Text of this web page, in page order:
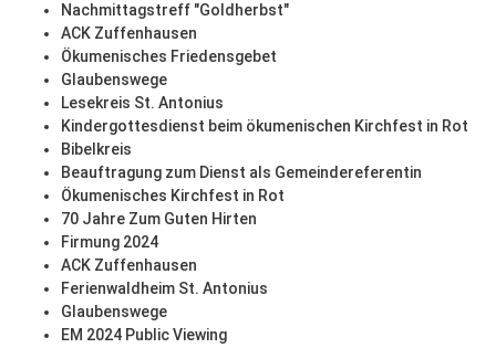
Nachmittagstreff "Goldherbst"
ACK Zuffenhausen
Ökumenisches Friedensgebet
Glaubenswege
Lesekreis St. Antonius
Kindergottesdienst beim ökumenischen Kirchfest in Rot
Bibelkreis
Beauftragung zum Dienst als Gemeindereferentin
Ökumenisches Kirchfest in Rot
70 Jahre Zum Guten Hirten
Firmung 2024
ACK Zuffenhausen
Ferienwaldheim St. Antonius
Glaubenswege
EM 2024 Public Viewing